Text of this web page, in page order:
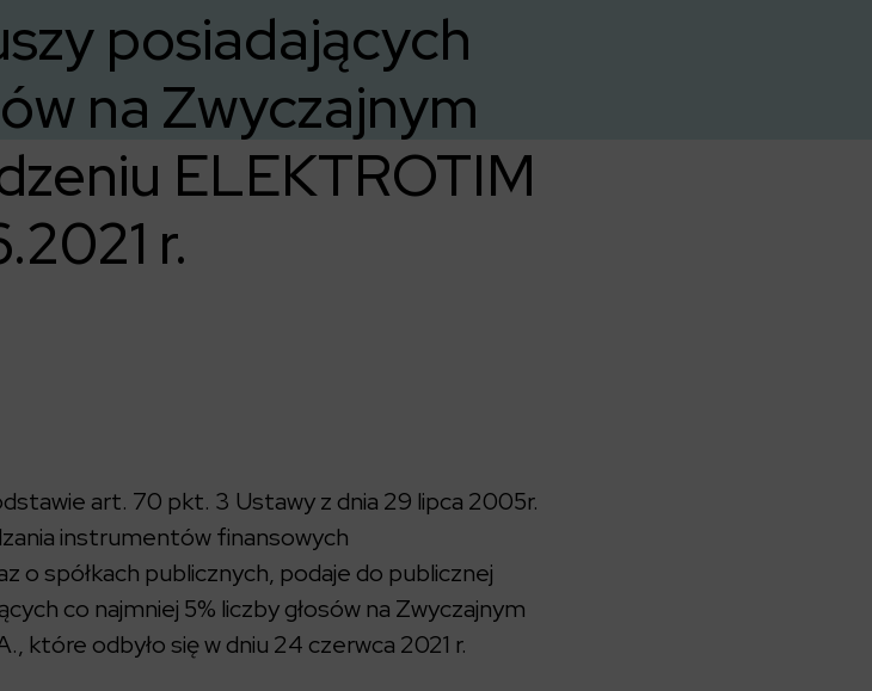
posiadających
na Zwyczajnym
ELEKTROTIM
r.
art. 70 pkt. 3 Ustawy z dnia 29 lipca 2005r.
instrumentów finansowych
o spółkach publicznych, podaje do publicznej
co najmniej 5% liczby głosów na Zwyczajnym
które odbyło się w dniu 24 czerwca 2021 r.